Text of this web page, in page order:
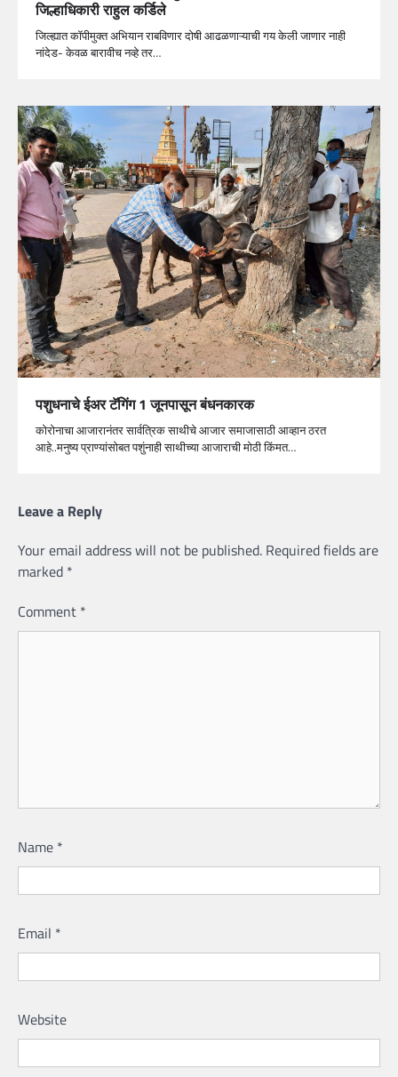
जिल्हाधिकारी राहुल कर्डिले
जिल्ह्यात कॉपीमुक्त अभियान राबविणार दोषी आढळणाऱ्याची गय केली जाणार नाही
नांदेड- केवळ बारावीच नव्हे तर…
पशुधनाचे ईअर टॅगिंग 1 जूनपासून बंधनकारक
कोरोनाचा आजारानंतर सार्वत्रिक साथीचे आजार समाजासाठी आव्हान ठरत
आहे..मनुष्य प्राण्यांसोबत पशुंनाही साथीच्या आजाराची मोठी किंमत…
Leave a Reply
Your email address will not be published. Required fields are
marked *
Comment *
Name *
Email *
Website